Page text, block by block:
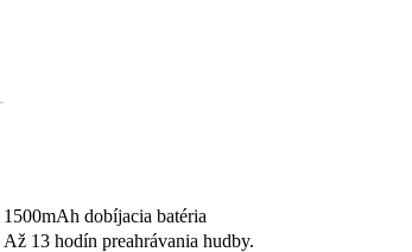
1500mAh dobíjacia batéria
Až 13 hodín preahrávania hudby.